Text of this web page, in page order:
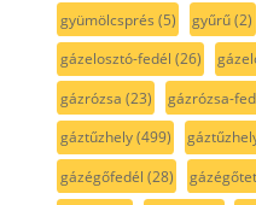
gyümölcsprés (5) gyűrű(2)
gázelosztó-fedél (26)
gázrózsa (23) gázrózsa-
gáztűzhely(499)
gázégőfedél (28)